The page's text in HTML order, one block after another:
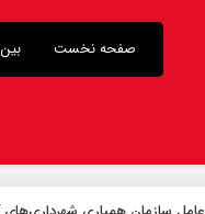
صفحه نخست